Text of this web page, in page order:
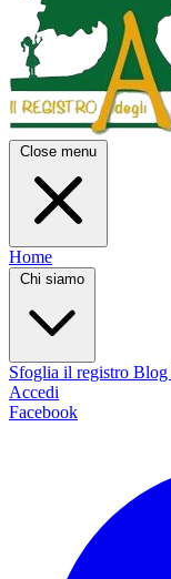
Close menu
Home
Chi siamo
Sfoglia il registro Blog
Accedi
Facebook